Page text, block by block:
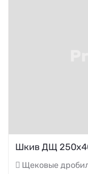
Шкив ДЩ
Щековые